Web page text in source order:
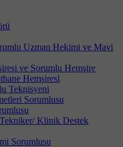
Uzman Hekimi ve Mavi
ve Sorumlu Hemşire
Hemşiresi
Teknisyeni
Sorumlusu
Tekniker/ Klinik Destek
Sorumlusu